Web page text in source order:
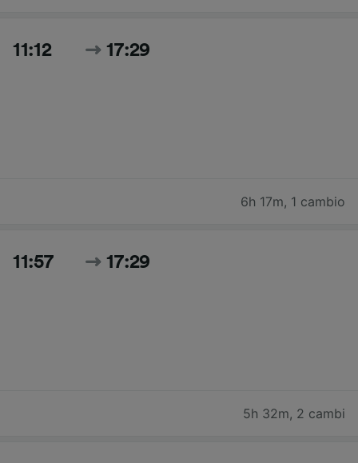
11:12 17:29
6h 17m, 1 cambio
11:57 17:29
5h 32m, 2 cambi